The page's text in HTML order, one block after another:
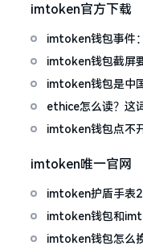
imtoken官方下载
imtoken钱包事件
imtoken钱包截屏
imtoken钱包是中
ethice怎么读？这
imtoken钱包点不
imtoken唯一官网
imtoken护盾手表
imtoken钱包和
就懂了
imtoken钱包怎么